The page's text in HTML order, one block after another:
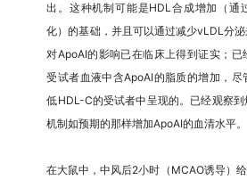
出。这种机制可能是HDL合成增加（通
化）的基础，并且可以通过减少vLDL分
对ApoAI的影响已在临床上得到证实；已
受试者血液中含ApoAI的脂质的增加，尽
低HDL-C的受试者中呈现的。已经观察
机制如预期的那样增加ApoAI的血清水平。
在大鼠中，中风后2小时（MCAO诱导）